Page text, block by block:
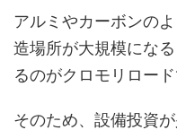
アルミやカーボンの
造場所が大規模にな
るのがクロモリロード
そのため、設備投資